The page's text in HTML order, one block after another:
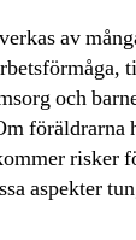
av
och
föräldrarna
risker
aspekter